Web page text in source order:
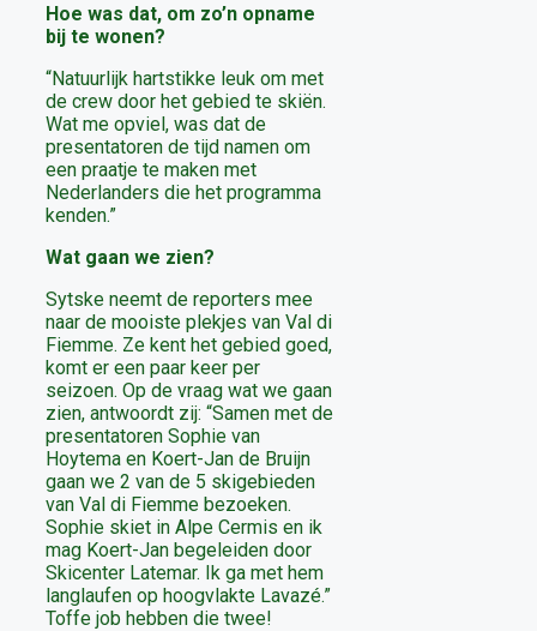
Hoe was dat, om zo’n opname
bij te wonen?
“Natuurlijk hartstikke leuk om met
de crew door het gebied te skiën.
Wat me opviel, was dat de
presentatoren de tijd namen om
een praatje te maken met
Nederlanders die het programma
kenden.”
Wat gaan we zien?
Sytske neemt de reporters mee
naar de mooiste plekjes van Val di
Fiemme. Ze kent het gebied goed,
komt er een paar keer per
seizoen. Op de vraag wat we gaan
zien, antwoordt zij: “Samen met de
presentatoren Sophie van
Hoytema en Koert-Jan de Bruijn
gaan we 2 van de 5 skigebieden
van Val di Fiemme bezoeken.
Sophie skiet in Alpe Cermis en ik
mag Koert-Jan begeleiden door
Skicenter Latemar. Ik ga met hem
langlaufen op hoogvlakte Lavazé.”
Toffe job hebben die twee!